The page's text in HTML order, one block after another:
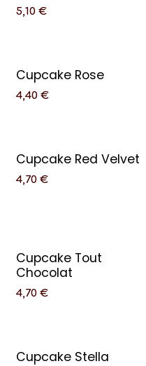
5,10 €
Cupcake Rose
4,40 €
Cupcake Red Velvet
4,70 €
Cupcake Tout
Chocolat
4,70 €
Cupcake Stella